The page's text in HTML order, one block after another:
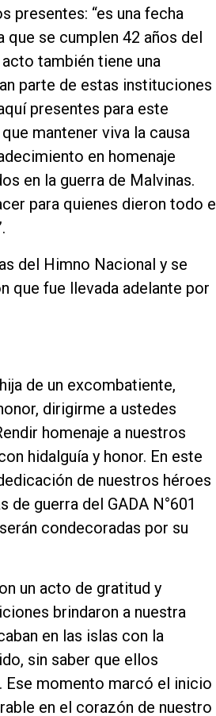
presentes: “es una fecha
se cumplen 42 años del
también tiene una
parte de estas instituciones
presentes para este
mantener viva la causa
en homenaje
en la guerra de Malvinas.
para quienes dieron todo e
del Himno Nacional y se
que fue llevada adelante por
de un excombatiente,
dirigirme a ustedes
homenaje a nuestros
hidalguía y honor. En este
de nuestros héroes
guerra del GADA N°601
condecoradas por su
un acto de gratitud y
brindaron a nuestra
en las islas con la
sin saber que ellos
Ese momento marcó el inicio
en el corazón de nuestro